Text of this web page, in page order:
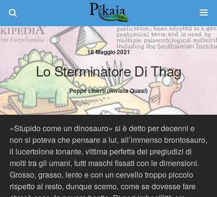
18 Maggio 2021
Lo Sterminatore Di Thag
Peppe Liberti (rivista Quasi)
«Stupido come un dinosauro» si è detto per decenni e
non si poteva che pensare a lui, all’immenso brontosauro,
il lucertolone tonante, vittima perfetta dei pregiudizi di
molti tra gli umani, tutti maschi fissati con le dimensioni.
Grosso, grasso, lento e con un cervello troppo piccolo
rispetto al resto, dunque scemo, come se dovesse fare